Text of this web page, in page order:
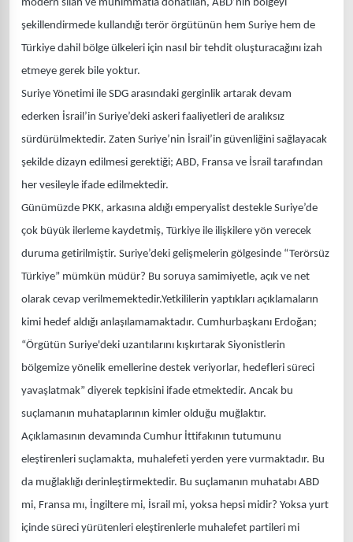
modern silah ve mühimmatla donatılan, ABD’nin bölgeyi
şekillendirmede kullandığı terör örgütünün hem Suriye hem de
Türkiye dahil bölge ülkeleri için nasıl bir tehdit oluşturacağını izah
etmeye gerek bile yoktur.
Suriye Yönetimi ile SDG arasındaki gerginlik artarak devam
ederken İsrail’in Suriye’deki askeri faaliyetleri de aralıksız
sürdürülmektedir. Zaten Suriye’nin İsrail’in güvenliğini sağlayacak
şekilde dizayn edilmesi gerektiği; ABD, Fransa ve İsrail tarafından
her vesileyle ifade edilmektedir.
Günümüzde PKK, arkasına aldığı emperyalist destekle Suriye’de
çok büyük ilerleme kaydetmiş, Türkiye ile ilişkilere yön verecek
duruma getirilmiştir. Suriye’deki gelişmelerin gölgesinde “Terörsüz
Türkiye” mümkün müdür? Bu soruya samimiyetle, açık ve net
olarak cevap verilmemektedir.Yetkililerin yaptıkları açıklamaların
kimi hedef aldığı anlaşılamamaktadır. Cumhurbaşkanı Erdoğan;
“Örgütün Suriye'deki uzantılarını kışkırtarak Siyonistlerin
bölgemize yönelik emellerine destek veriyorlar, hedefleri süreci
yavaşlatmak” diyerek tepkisini ifade etmektedir. Ancak bu
suçlamanın muhataplarının kimler olduğu muğlaktır.
Açıklamasının devamında Cumhur İttifakının tutumunu
eleştirenleri suçlamakta, muhalefeti yerden yere vurmaktadır. Bu
da muğlaklığı derinleştirmektedir. Bu suçlamanın muhatabı ABD
mi, Fransa mı, İngiltere mi, İsrail mi, yoksa hepsi midir? Yoksa yurt
içinde süreci yürütenleri eleştirenlerle muhalefet partileri mi